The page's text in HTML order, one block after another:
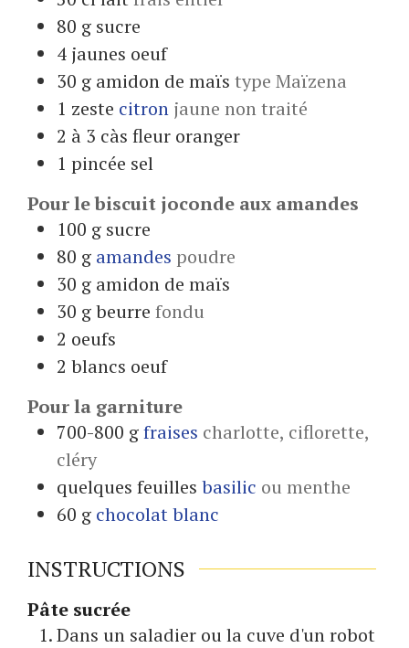
80 g sucre
4 jaunes oeuf
30 g amidon de maïs type Maïzena
1 zeste citron jaune non traité
2 à 3 càs fleur oranger
1 pincée sel
Pour le biscuit joconde aux amandes
100 g sucre
80 g amandes poudre
30 g amidon de maïs
30 gbeurre fondu
2 oeufs
2 blancs oeuf
Pour la garniture
700-800 gfraises charlotte, ciflorette,
cléry
quelques feuilles basilic ou menthe
60 g chocolat blanc
INSTRUCTIONS
Pâte sucrée
Dans un saladier ou la cuve d'un robot